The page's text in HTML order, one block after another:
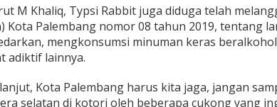
J
a
d
i
T
m
p
M Khaliq, Typsi Rabbit juga diduga telah
Kota Palembang nomor 08 tahun 2019, tentang
mengkonsumsi minuman keras
adiktif lainnya.
Kota Palembang harus kita jaga, jangan
selatan di kotori oleh beberapa cukong yang